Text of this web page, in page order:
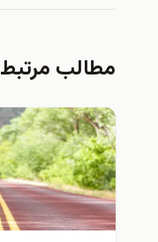
مطالب مرتبط